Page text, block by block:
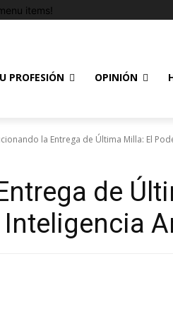
items!
PROFESIÓN OPINIÓN
la Entrega de Última Milla: El
de